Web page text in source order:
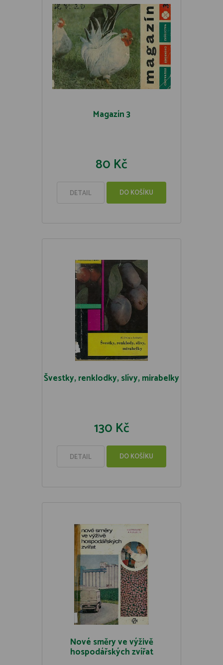
Magazín 3
80 Kč
DETAIL DO KOŠÍKU
Švestky, renklodky, slívy, mirabelky
130 Kč
DETAIL DO KOŠÍKU
Nové směry ve výživě
hospodářských zvířat